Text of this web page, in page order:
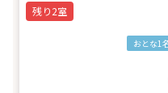
残り2室
おとな1